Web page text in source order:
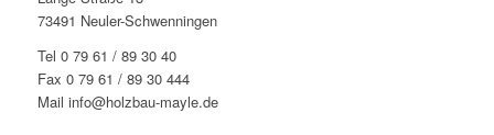
73491 Neuler-Schwenningen
Tel 0 79 61 / 89 30 40
Fax 0 79 61 / 89 30 444
Mail info@holzbau-mayle.de